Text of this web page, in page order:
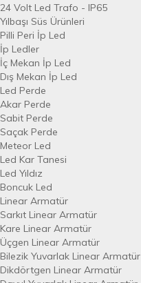
24 Volt Led Trafo - IP65
Yılbaşı Süs Ürünleri
Pilli Peri İp Led
İp Ledler
İç Mekan İp Led
Dış Mekan İp Led
Led Perde
Akar Perde
Sabit Perde
Saçak Perde
Meteor Led
Led Kar Tanesi
Led Yıldız
Boncuk Led
Linear Armatür
Sarkıt Linear Armatür
Kare Linear Armatür
Üçgen Linear Armatür
Bilezik Yuvarlak Linear Armatür
Dikdörtgen Linear Armatür